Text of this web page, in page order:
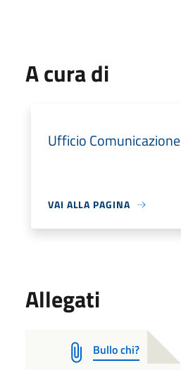
A cura di
Ufficio Comunicazione
VAI ALLA PAGINA
Allegati
Bullo chi?